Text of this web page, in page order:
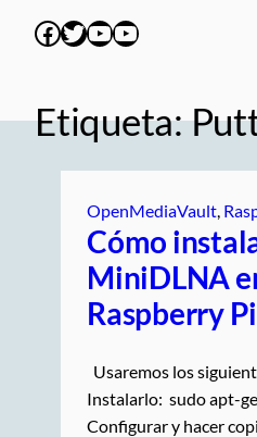
Facebook
Twitter
YouTube
YouTube
Etiqueta:
OpenMediaVault
Cómo
MiniDLNA
Raspberry Pi
Usaremos los
Instalarlo: sudo apt-
Configurar y hacer